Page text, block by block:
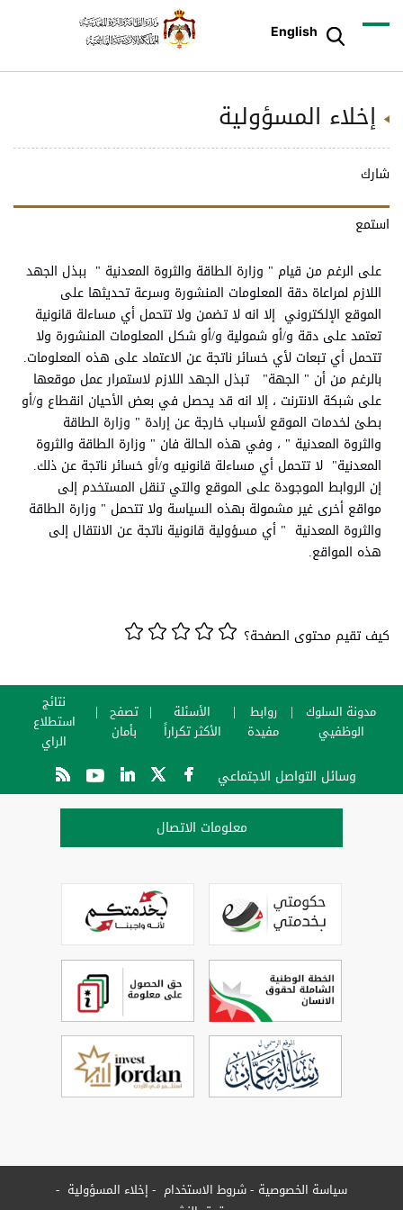
English
إخلاء المسؤولية
شارك
استمع
على الرغم من قيام " وزارة الطاقة والثروة المعدنية " ببذل الجهد
اللازم لمراعاة دقة المعلومات المنشورة وسرعة تحديثها على
الموقع الإلكتروني إلا انه لا تضمن ولا تتحمل أي مساءلة قانونية
تعتمد على دقة و/أو شمولية و/أو شكل المعلومات المنشورة ولا
تتحمل أي تبعات لأي خسائر ناتجة عن الاعتماد على هذه المعلومات.
بالرغم من أن " الجهة" تبذل الجهد اللازم لاستمرار عمل موقعها
على شبكة الانترنت ، إلا انه قد يحصل في بعض الأحيان انقطاع و/أو
بطئ لخدمات الموقع لأسباب خارجة عن إرادة " وزارة الطاقة
والثروة المعدنية " ، وفي هذه الحالة فان " وزارة الطاقة والثروة
المعدنية" لا تتحمل أي مساءلة قانونيه و/أو خسائر ناتجة عن ذلك.
إن الروابط الموجودة على الموقع والتي تنقل المستخدم إلى
مواقع أخرى غير مشمولة بهذه السياسة ولا تتحمل " وزارة الطاقة
والثروة المعدنية " أي مسؤولية قانونية ناتجة عن الانتقال إلى
هذه المواقع.
كيف تقيم محتوى الصفحة؟
مدونة السلوك
الوظفيي
روابط
مفيدة
الأسئلة
الأكثر تكراراً
تصفح
بأمان
نتائج
استطلاع
الراي
وسائل التواصل الاجتماعي
معلومات الاتصال
سياسة الخصوصية شروط الاستخدام
إخلاء المسؤولية